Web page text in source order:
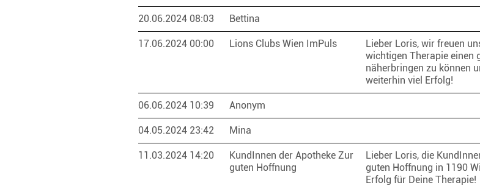
20.06.2024 08:03 Bettina
17.06.2024 00:00 Lions Clubs Wien ImPuls
Lieber Loris, wir freuen
wichtigen Therapie einen
näherbringen zu können
weiterhin viel Erfolg!
06.06.2024 10:39 Anonym
04.05.2024 23:42 Mina
11.03.2024 14:20
KundInnen der Apotheke Zur
guten Hoffnung
Lieber Loris, die
guten Hoffnung in 1190
Erfolg für Deine Therapie!